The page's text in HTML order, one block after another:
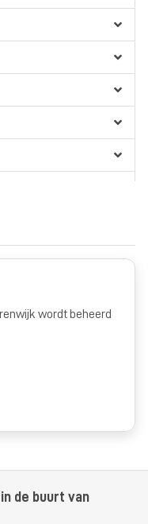
wordt beheerd
de buurt van